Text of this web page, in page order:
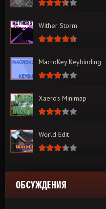
Wither Storm
MacroKey Keybinding
Xaero’s Minimap
World Edit
ОБСУЖДЕНИЯ